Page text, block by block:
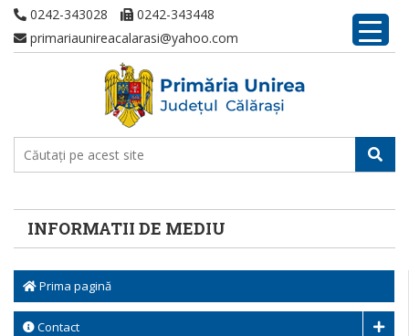
0242-343028
0242-343448
primariaunireacalarasi@yahoo.com
INFORMATII DE MEDIU
Prima pagină
Contact